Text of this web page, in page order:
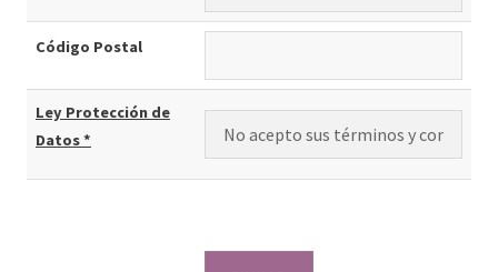
Código Postal
Ley Protección de
Datos *